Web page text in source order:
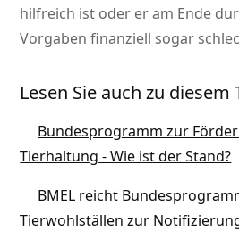
hilfreich ist oder er am Ende
Vorgaben finanziell sogar
Lesen Sie auch zu diesem
Bundesprogramm zur
Tierhaltung - Wie ist der Stand?
BMEL reicht
Tierwohlställen zur